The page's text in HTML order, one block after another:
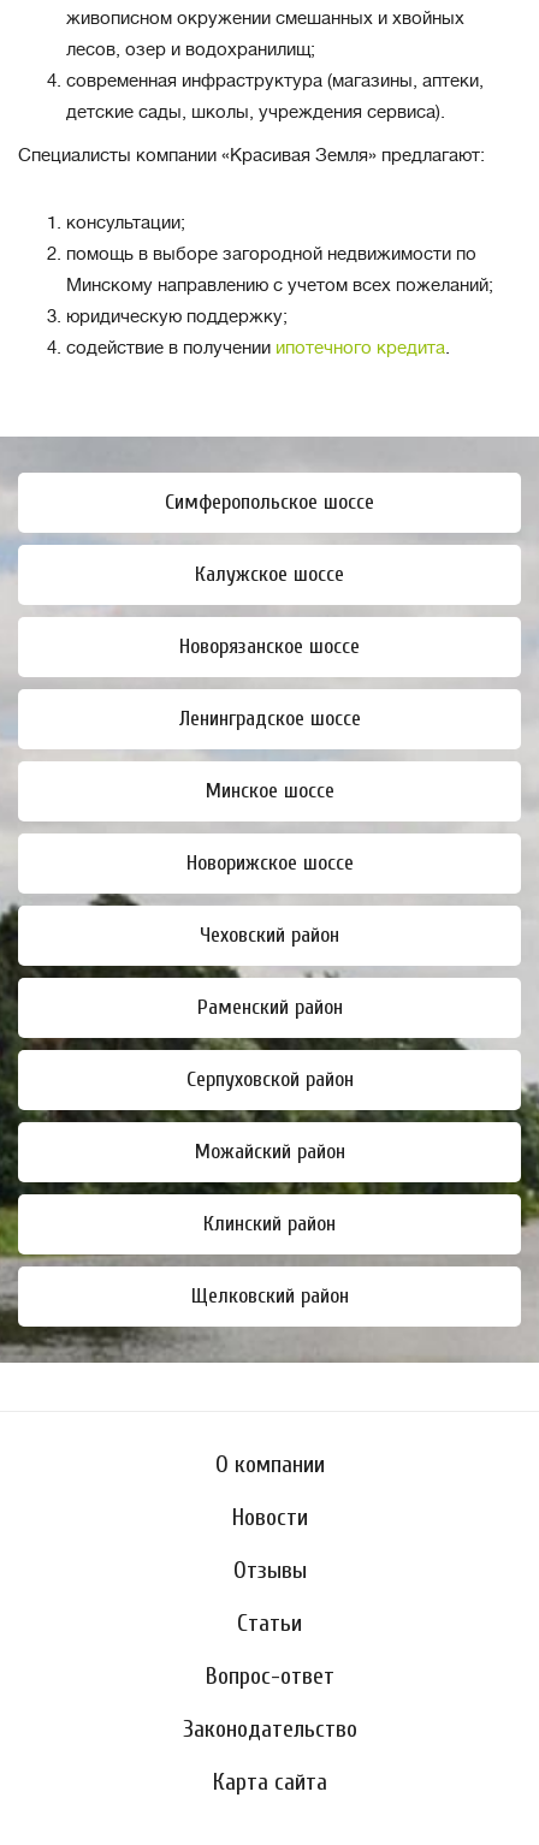
живописном окружении смешанных и хвойных
лесов, озер и водохранилищ;
современная инфраструктура (магазины, аптеки,
детские сады, школы, учреждения сервиса).
Специалисты компании «Красивая Земля» предлагают:
консультации;
помощь в выборе загородной недвижимости по
Минскому направлению с учетом всех пожеланий;
юридическую поддержку;
содействие в получении ипотечного кредита.
Симферопольское шоссе
Калужское шоссе
Новорязанское шоссе
Ленинградское шоссе
Минское шоссе
Новорижское шоссе
Чеховский район
Раменский район
Серпуховской район
Можайский район
Клинский район
Щелковский район
О компании
Новости
Отзывы
Статьи
Вопрос-ответ
Законодательство
Карта сайта